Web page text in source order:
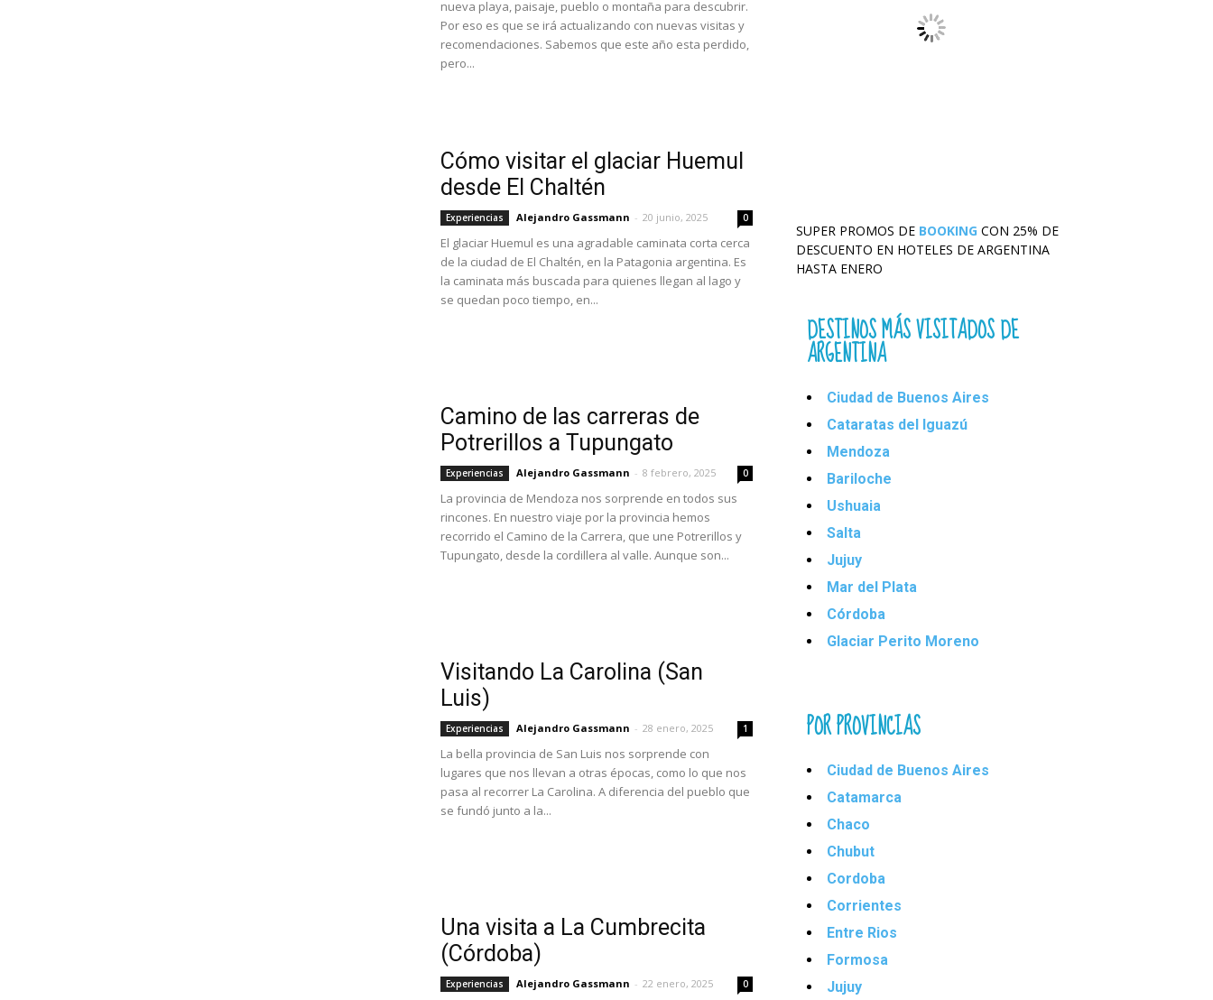
nueva playa, paisaje, pueblo o montaña para descubrir.
Por eso es que se irá actualizando con nuevas visitas y
recomendaciones. Sabemos que este año esta perdido,
pero...
Cómo visitar el glaciar Huemul
desde El Chaltén
Experiencias Alejandro Gassmann - 20 junio, 2025 0
El glaciar Huemul es una agradable caminata corta cerca
de la ciudad de El Chaltén, en la Patagonia argentina. Es
la caminata más buscada para quienes llegan al lago y
se quedan poco tiempo, en...
Camino de las carreras de
Potrerillos a Tupungato
Experiencias Alejandro Gassmann - 8 febrero, 2025 0
La provincia de Mendoza nos sorprende en todos sus
rincones. En nuestro viaje por la provincia hemos
recorrido el Camino de la Carrera, que une Potrerillos y
Tupungato, desde la cordillera al valle. Aunque son...
Visitando La Carolina (San
Luis)
Experiencias Alejandro Gassmann - 28 enero, 2025 1
La bella provincia de San Luis nos sorprende con
lugares que nos llevan a otras épocas, como lo que nos
pasa al recorrer La Carolina. A diferencia del pueblo que
se fundó junto a la...
Una visita a La Cumbrecita
(Córdoba)
Experiencias Alejandro Gassmann - 22 enero, 2025 0
SUPER PROMOS DE BOOKING CON 25% DE
DESCUENTO EN HOTELES DE ARGENTINA
HASTA ENERO
DESTINOS MÁS VISITADOS DE
ARGENTINA
Ciudad de Buenos Aires
Cataratas del Iguazú
Mendoza
Bariloche
Ushuaia
Salta
Jujuy
Mar del Plata
Córdoba
Glaciar Perito Moreno
POR PROVINCIAS
Ciudad de Buenos Aires
Catamarca
Chaco
Chubut
Cordoba
Corrientes
Entre Rios
Formosa
Jujuy